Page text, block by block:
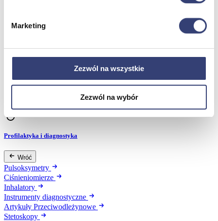
Marketing
Zezwól na wszystkie
Zezwól na wybór
Dezynfekcja
Sterylizacja
Materiały opatrunkowe
Strzykawki i igły
Profilaktyka i diagnostyka
Wróć
Pulsoksymetry
Ciśnieniomierze
Inhalatory
Instrumenty diagnostyczne
Artykuły Przeciwodleżynowe
Stetoskopy